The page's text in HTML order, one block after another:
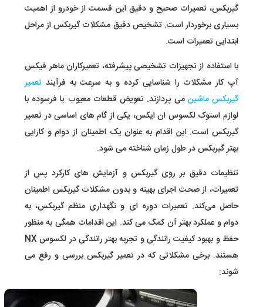
گیربکس، تعمیرات صحیح و دقیق این قسمت از خودرو از اهمیت
بسیاری برخوردار است. تشخیص دقیق مشکلات گیربکس از مراحل
ابتدایی تعمیرات است.
با استفاده از تجهیزات تشخیصی پیشرفته، تعمیرکاران ماهر فیکس
آپ کار مشکلات را شناسایی کرده و به سرعت به فرآیند تعمیر
گیربکس ماشین می پردازند. تعویض قطعات معیوب یا فرسوده با
لوازم استوک لکسوس ان ایکس، یکی از گام های اساسی در تعمیر
گیربکس است. این اقدام به عنوان یک اطمینان از دوام و کارایی
بهتر گیربکس در طول زمان شناخته می شود.
تنظیمات دقیق بر روی گیربکس و آزمایش های کارکرد پس از
تعمیرات، از صحت اجرای بهینه و بدون مشکلات گیربکس اطمینان
حاصل می‌کند. تعمیرات دوره ای و نگهداری منظم گیربکس، به
دوام و عملکرد بهتر آن کمک می کند. این اقدامات همگی به منظور
حفظ و بهبود کیفیت رانندگی و تجربه بهتر رانندگی در لکسوس NX
هستند. برخی مشکلاتی که در تعمیر گیربکس بررسی و رفع می
شوند: